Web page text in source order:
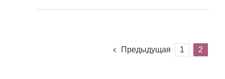
Предыдущая 1 2